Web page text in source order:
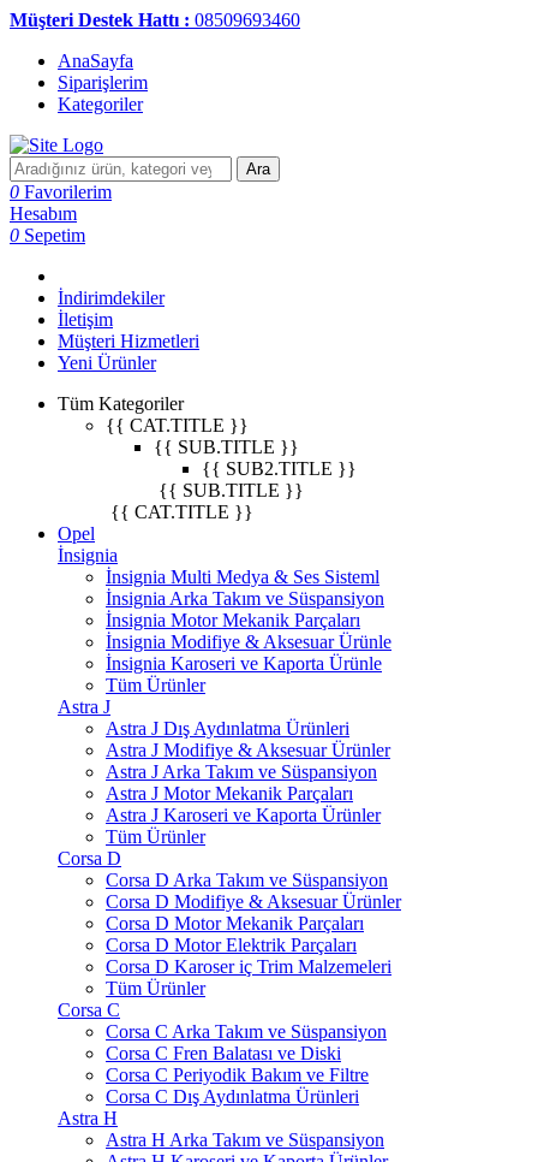
Müşteri Destek Hattı : 08509693460
AnaSayfa
Siparişlerim
Kategoriler
Ara
0 Favorilerim
Hesabım
0 Sepetim
İndirimdekiler
İletişim
Müşteri Hizmetleri
Yeni Ürünler
Tüm Kategoriler
{{ CAT.TITLE }}
{{ SUB.TITLE }}
{{ SUB2.TITLE }}
{{ SUB.TITLE }}
{{ CAT.TITLE }}
Opel
İnsignia
İnsignia Multi Medya & Ses Sisteml
İnsignia Arka Takım ve Süspansiyon
İnsignia Motor Mekanik Parçaları
İnsignia Modifiye & Aksesuar Ürünle
İnsignia Karoseri ve Kaporta Ürünle
Tüm Ürünler
Astra J
Astra J Dış Aydınlatma Ürünleri
Astra J Modifiye & Aksesuar Ürünler
Astra J Arka Takım ve Süspansiyon
Astra J Motor Mekanik Parçaları
Astra J Karoseri ve Kaporta Ürünler
Tüm Ürünler
Corsa D
Corsa D Arka Takım ve Süspansiyon
Corsa D Modifiye & Aksesuar Ürünler
Corsa D Motor Mekanik Parçaları
Corsa D Motor Elektrik Parçaları
Corsa D Karoser iç Trim Malzemeleri
Tüm Ürünler
Corsa C
Corsa C Arka Takım ve Süspansiyon
Corsa C Fren Balatası ve Diski
Corsa C Periyodik Bakım ve Filtre
Corsa C Dış Aydınlatma Ürünleri
Astra H
Astra H Arka Takım ve Süspansiyon